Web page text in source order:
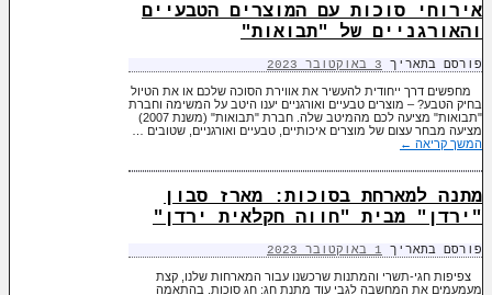
אירוחי סוכות עם המוצרים הטבעיים
והאורגניים של "תבואות"
פורסם בתאריך 3 באוקטובר 2023
מחפשים דרך ייחודית להעשיר את אווירת הסוכה שלכם או את הטיול
בחיק הטבע? – מוצרים טבעיים ואורגניים יענו היטב על המשימה וחברת
"תבואות" מציעה לכם מהמיטב שלה. חברת "תבואות" (משנת 2007)
מציעה מבחר עצום של מוצרים איכותיים, טבעיים ואורגניים, שטובים …
המשך קריאה ←
מתנה למארחת בסוכות: מארז סבון
"ירדן" מבית "חווה חקלאית ירדן"
פורסם בתאריך 1 באוקטובר 2023
צפיפות חגי-תשרי והמתנות שרכשנו עבור המארחות שלנו, קצת
מעמעמים את המחשבה לגבי עוד מתנת חג: חג סוכות. בהתאמה